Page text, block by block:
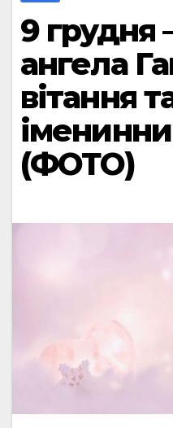
9 грудня
ангела
вітання
(ФОТО)